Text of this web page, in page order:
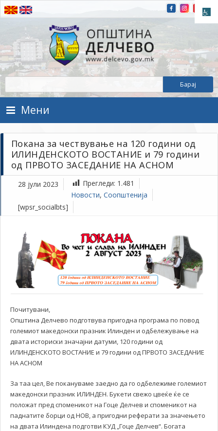
Прескокнете на содржината
Општина Делчево
Општина Делчево
Мени
Покана за чествување на 120 години од
ИЛИНДЕНСКОТО ВОСТАНИЕ и 79 години
од ПРВОТО ЗАСЕДАНИЕ НА АСНОМ
28 јули 2023 Прегледи: 1.481
Новости, Соопштенија
[wpsr_socialbts]
Почитувани,
Општина Делчево подготвува пригодна програма по повод
големиот македонски празник Илинден и одбележување на
двата историски значајни датуми, 120 години од
ИЛИНДЕНСКОТО ВОСТАНИЕ и 79 години од ПРВОТО ЗАСЕДАНИЕ
НА АСНОМ
За таа цел, Ве покануваме заедно да го одбележиме големиот
македонски празник ИЛИНДЕН. Букети свежо цвеќе ќе се
положат пред споменикот на Гоце Делчев и споменикот на
паднатите борци од НОВ, а пригодни реферати за значењето
на двата Илиндена подготви КУД „Гоце Делчев“. Богата